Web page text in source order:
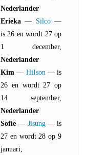
Nederlander
Erieka — Silco—
is 26 en wordt 27 op
1 december,
Nederlander
Kim — HiIson— is
26 en wordt 27 op
14 september,
Nederlander
Sofie — Jisung— is
27 en wordt 28 op 9
januari,